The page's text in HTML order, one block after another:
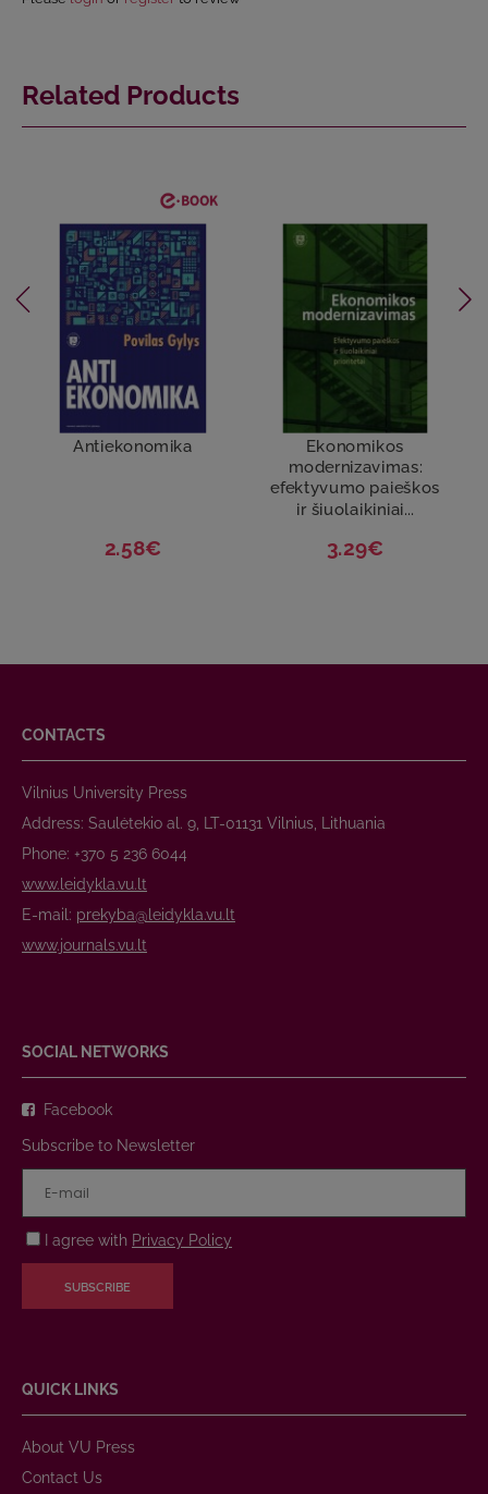
Related Products
Antiekonomika
2.58€
Ekonomikos
modernizavimas:
efektyvumo paieškos
ir šiuolaikiniai...
3.29€
CONTACTS
Vilnius University Press
Address: Saulėtekio al. 9, LT-01131 Vilnius, Lithuania
Phone: +370 5 236 6044
www.leidykla.vu.lt
E-mail: prekyba@leidykla.vu.lt
www.journals.vu.lt
SOCIAL NETWORKS
Facebook
Subscribe to Newsletter
I agree with Privacy Policy
SUBSCRIBE
QUICK LINKS
About VU Press
Contact Us